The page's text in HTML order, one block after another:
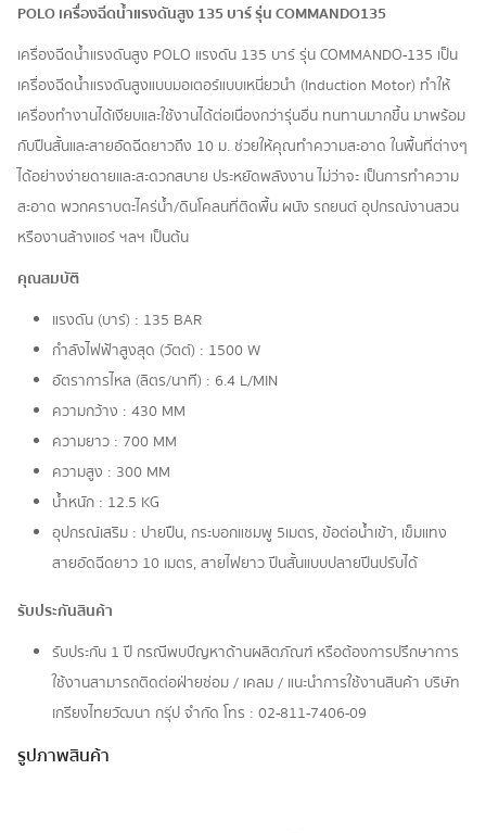
POLO เครื่องฉีดน้ำแรงดันสูง 135 บาร์ รุ่น COMMANDO135
เครื่องฉีดน้ำแรงดันสูง POLO แรงดัน 135 บาร์ รุ่น COMMANDO-135 เป็น
เครื่องฉีดน้ำแรงดันสูงแบบมอเตอร์แบบเหนี่ยวนำ (Induction Motor) ทำให้
เครื่องทำงานได้เงียบและใช้งานได้ต่อเนื่องกว่ารุ่นอื่น ทนทานมากขึ้น มาพร้อม
กับปืนสั้นและสายอัดฉีดยาวถึง 10 ม. ช่วยให้คุณทำความสะอาด ในพื้นที่ต่างๆ
ได้อย่างง่ายดายและสะดวกสบาย ประหยัดพลังงาน ไม่ว่าจะ เป็นการทำความ
สะอาด พวกคราบตะไคร่น้ำ/ดินโคลนที่ติดพื้น ผนัง รถยนต์ อุปกรณ์งานสวน
หรืองานล้างแอร์ ฯลฯ เป็นต้น
คุณสมบัติ
แรงดัน (บาร์) : 135 BAR
กำลังไฟฟ้าสูงสุด (วัตต์) : 1500 W
อัตราการไหล (ลิตร/นาที) : 6.4 L/MIN
ความกว้าง : 430 MM
ความยาว : 700 MM
ความสูง : 300 MM
น้ำหนัก : 12.5 KG
อุปกรณ์เสริม : ปายปืน, กระบอกแชมพู 5เมตร, ข้อต่อน้ำเข้า, เข็มแทง
สายอัดฉีดยาว 10 เมตร, สายไฟยาว ปีนสั้นแบบปลายปีนปรับได้
รับประกันสินค้า
รับประกัน 1 ปี กรณีพบปัญหาด้านผลิตภัณฑ์ หรือต้องการปรึกษาการ
ใช้งานสามารถติดต่อฝ่ายซ่อม / เคลม / แนะนำการใช้งานสินค้า บริษัท
เกรียงไทยวัฒนา กรุ๊ป จำกัด โทร : 02-811-7406-09
รูปภาพสินค้า